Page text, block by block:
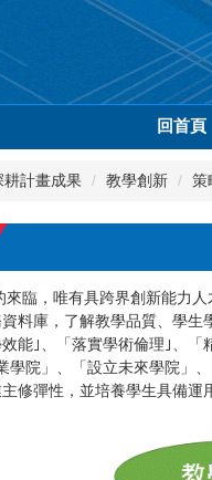
回首頁
計畫成果 教學創新 策
，唯有具跨界創新能力人
料庫，了解教學品質、學
能｣、「落實學術倫理｣、
學院」、「設立未來學院」
修彈性，並培養學生具備